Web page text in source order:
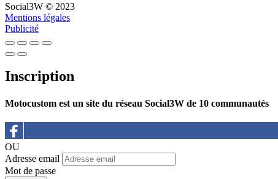
Social3W © 2023
Mentions légales
Publicité
Inscription
Motocustom est un site du réseau Social3W de 10 communautés
OU
Adresse email
Mot de passe